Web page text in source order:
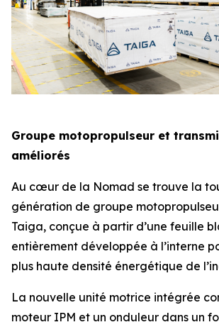
Groupe motopropulseur et
améliorés
Au cœur de la Nomad se trouve la
génération de groupe
Taiga, conçue à partir d’une feuille
entièrement développée à l’interne
plus haute densité énergétique de
La nouvelle unité motrice intégrée
moteur IPM et un onduleur dans un